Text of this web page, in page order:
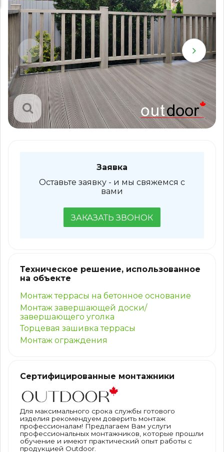
Заявка
Оставьте заявку - и мы свяжемся с
вами
ЗАКАЗАТЬ ЗВОНОК
Техническое решение, использованное
на объекте
Монтаж террасы на бетонное основание
Монтаж завершающей доски/
завершающего уголка
Торцевая зашивка террасы
Монтаж ограждения
Сертифицированные монтажники
Для максимального срока службы готового
изделия рекомендуем доверить монтаж
профессионалам! Предлагаем Вам услуги
профессиональных монтажников, которые прошли
обучение и имеют практический опыт работы с
продукцией Outdoor.